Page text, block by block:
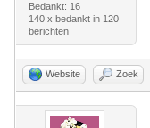
Bedankt: 16
140 x bedankt in 120
berichten
Website Zoek